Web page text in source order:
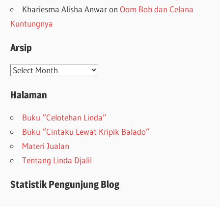
Khariesma Alisha AnwaronOom Bob dan Celana
Kuntungnya
Arsip
Arsip
Halaman
Buku “Celotehan Linda”
Buku “Cintaku Lewat Kripik Balado”
Materi Jualan
Tentang Linda Djalil
Statistik Pengunjung Blog